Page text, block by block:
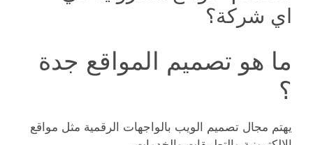
اي شركة؟
ما هو تصميم المواقع جدة
؟
يهتم مجال تصميم الويب بالواجهات الرقمية مثل مواقع